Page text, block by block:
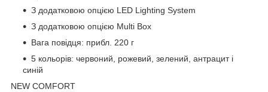
З додатковою опцією LED Lighting System
З додатковою опцією Multi Box
Вага повідця: прибл. 220 г
5 кольорів: червоний, рожевий, зелений, антрацит і
синій
NEW COMFORT